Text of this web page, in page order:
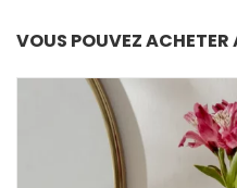
VOUS POUVEZ ACHETER